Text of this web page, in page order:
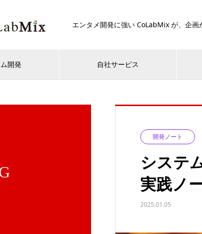
エンタメ開発に強い CoLabMix が、企画
開発 自社サービス
開発ノート
システ
実践ノ
2025.01.05